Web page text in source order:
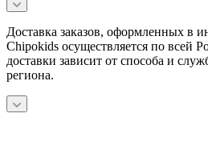
Доставка заказов, оформленных в
Chipokids осуществляется по всей
доставки зависит от способа и
региона.